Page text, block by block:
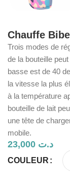
Chauffe
Trois modes de
de la bouteille
basse est de 40
la vitesse la plus
à la température
bouteille de lait
une tête de
mobile.
د.ت
COULEUR